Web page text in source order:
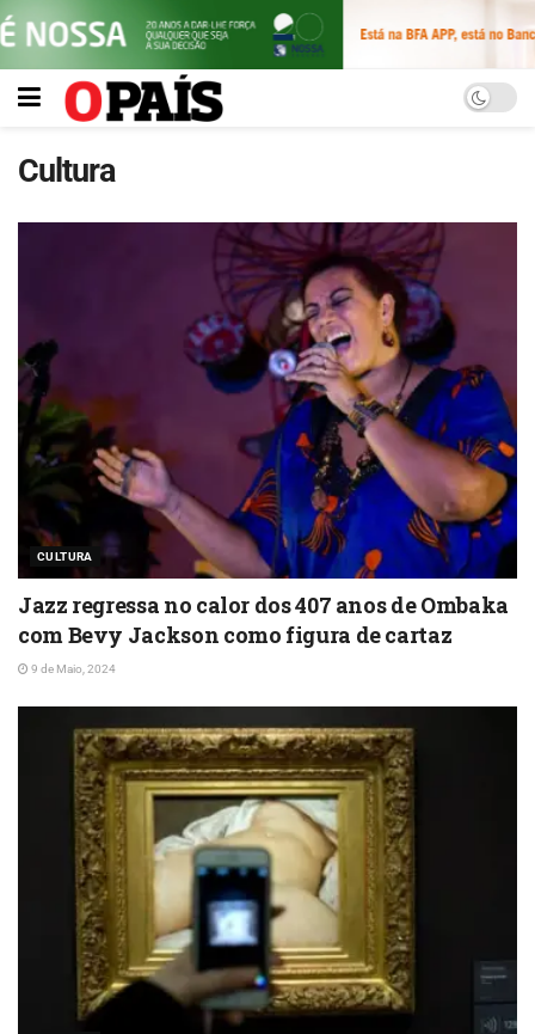
Cultura
CULTURA
Jazz regressa no calor dos 407 anos de Ombaka
com Bevy Jackson como figura de cartaz
9 de Maio, 2024